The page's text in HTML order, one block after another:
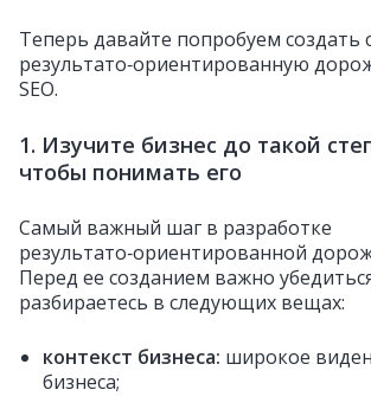
Теперь давайте попробуем создать
результато‑ориентированную
SEO.
1. Изучите бизнес до такой
чтобы понимать его
Самый важный шаг в разработке
результато‑ориентированной
Перед ее созданием важно
разбираетесь в следующих вещах:
контекст бизнеса: широкое
бизнеса;